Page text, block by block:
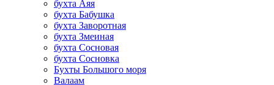
бухта Аяя
бухта Бабушка
бухта Заворотная
бухта Змеиная
бухта Сосновая
бухта Сосновка
Бухты Большого моря
Валаам